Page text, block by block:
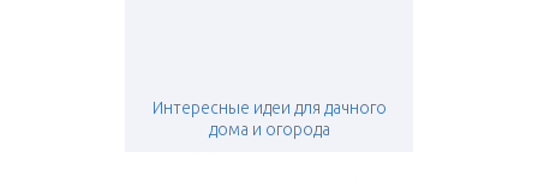
Интересные идеи для дачного
дома и огорода